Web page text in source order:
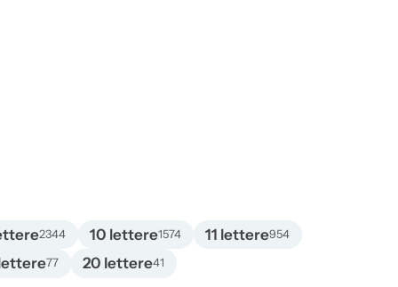
2344 10 lettere1574 11 lettere954
77 20 lettere41